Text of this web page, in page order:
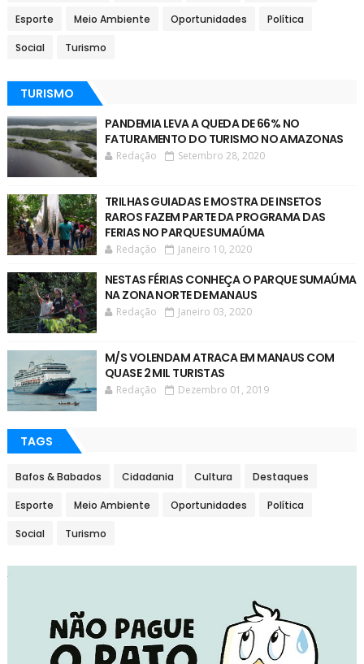
Esporte Meio Ambiente Oportunidades Política
Social Turismo
TURISMO
PANDEMIA LEVA A QUEDA DE 66% NO
FATURAMENTO DO TURISMO NO AMAZONAS
Redação Setembro 28, 2020
TRILHAS GUIADAS E MOSTRA DE INSETOS
RAROS FAZEM PARTE DA PROGRAMA DAS
FERIAS NO PARQUE SUMAÚMA
Redação Janeiro 10, 2020
NESTAS FÉRIAS CONHEÇA O PARQUE SUMAÚMA
NA ZONA NORTE DE MANAUS
Redação Janeiro 03, 2020
M/S VOLENDAM ATRACA EM MANAUS COM
QUASE 2 MIL TURISTAS
Redação Dezembro 01, 2019
TAGS
Bafos & Babados Cidadania Cultura Destaques
Esporte Meio Ambiente Oportunidades Política
Social Turismo